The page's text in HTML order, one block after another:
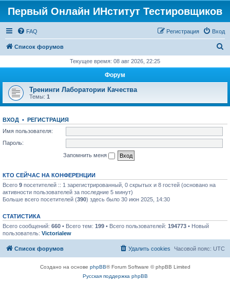
Первый Онлайн ИНститут Тестировщиков
FAQ Вход
Регистрация
Список форумов
с
Текущее время: 08 авг 2026, 22:25
Форум
Тренинги Лаборатории Качества
Темы: 1
ВХОД • РЕГИСТРАЦИЯ
Имя пользователя:
Пароль:
Запомнить меня
КТО СЕЙЧАС НА КОНФЕРЕНЦИИ
Всего 9 посетителей :: 1 зарегистрированный, 0 скрытых и 8 гостей (основано на
активности пользователей за последние 5 минут)
Больше всего посетителей (390) здесь было 30 июн 2025, 14:30
СТАТИСТИКА
Всего сообщений: 660 • Всего тем: 199 • Всего пользователей: 194773 • Новый
пользователь: Victorialew
Список форумов Часовой пояс: UTC
Удалить cookies
Создано на основе phpBB® Forum Software © phpBB Limited
Русская поддержка phpBB